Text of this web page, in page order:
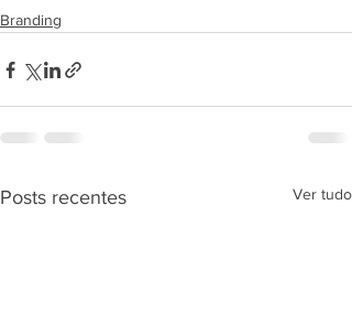
Branding
Posts recentes Ver tudo